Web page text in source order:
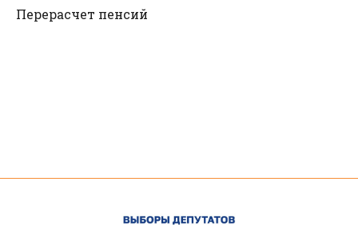
Перерасчет пенсий